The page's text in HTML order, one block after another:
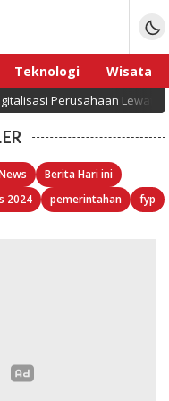
Teknologi
Wisata
Lewat ERP
Berita Hari ini
2024 pemerintahan fyp